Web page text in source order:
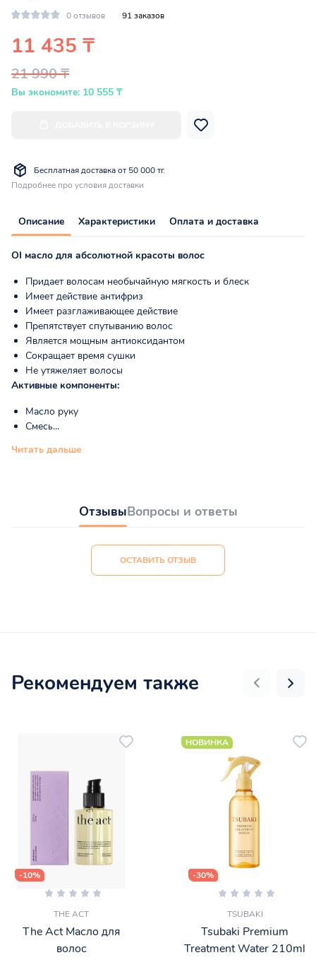
0 отзывов
91 заказов
11 435 ₸
21 990 ₸
Вы экономите: 10 555 ₸
Бесплатная доставка от 50 000 тг.
Подробнее про условия доставки
Описание Характеристики Оплата и доставка
OI масло для абсолютной красоты волос
Придает волосам необычайную мягкость и блеск
Имеет действие антифриз
Имеет разглаживающее действие
Препятствует спутыванию волос
Является мощным антиоксидантом
Сокращает время сушки
Не утяжеляет волосы
Активные компоненты:
Масло руку
Смесь...
Читать дальше
ОтзывыВопросы и ответы
ОСТАВИТЬ ОТЗЫВ
Рекомендуем также
-10%
THE ACT
The Act Масло для
волос
НОВИНКА
-30%
TSUBAKI
Tsubaki Premium
Treatment Water 210ml